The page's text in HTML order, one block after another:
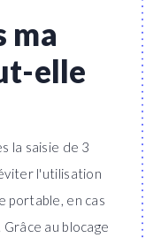
ma
elle
la saisie de 3
l'utilisation
portable, en cas
au blocage